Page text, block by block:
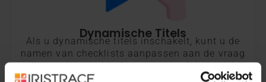
Dynamische Titels​
Als u dynamische titels inschakelt, kunt u de
namen van checklists aanpassen aan de vraag
die wordt gesteld of het antwoord dat wordt